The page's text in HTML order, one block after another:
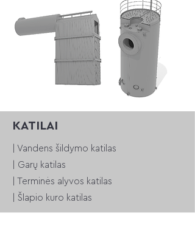
KATILAI
| Vandens šildymo katilas
| Garų katilas
| Terminės alyvos katilas
| Šlapio kuro katilas